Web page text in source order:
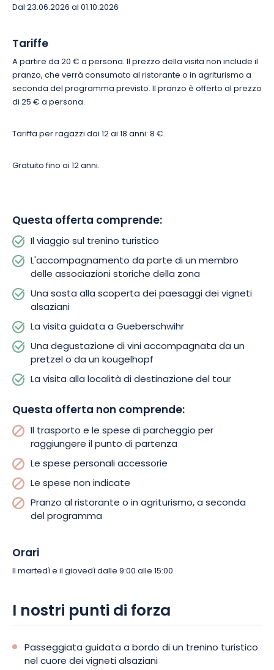
Dal 23.06.2026 al 01.10.2026
Tariffe
A partire da 20 € a persona. Il prezzo della visita non include il
pranzo, che verrà consumato al ristorante o in agriturismo a
seconda del programma previsto. Il pranzo è offerto al prezzo
di 25 € a persona.
Tariffa per ragazzi dai 12 ai 18 anni: 8 €.
Gratuito fino ai 12 anni.
Questa offerta comprende:
Il viaggio sul trenino turistico
L'accompagnamento da parte di un membro
delle associazioni storiche della zona
Una sosta alla scoperta dei paesaggi dei vigneti
alsaziani
La visita guidata a Gueberschwihr
Una degustazione di vini accompagnata da un
pretzel o da un kougelhopf
La visita alla località di destinazione del tour
Questa offerta non comprende:
Il trasporto e le spese di parcheggio per
raggiungere il punto di partenza
Le spese personali accessorie
Le spese non indicate
Pranzo al ristorante o in agriturismo, a seconda
del programma
Orari
Il martedì e il giovedì dalle 9:00 alle 15:00.
I nostri punti di forza
Passeggiata guidata a bordo di un trenino turistico
nel cuore dei vigneti alsaziani